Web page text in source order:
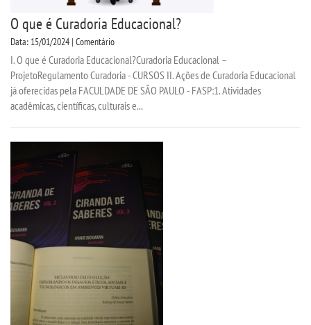
CURSOS
BACHARELADOS
LICENCIATURAS
TECNOLÓGICOS
VESTIBULAR
INSCREVA-SE
SEGUNDA GRADUAÇÃO
O que é Curadoria Educacional?
Data: 15/01/2024 | Comentário
I. O que é Curadoria Educacional?Curadoria Educacional –
ProjetoRegulamento Curadoria - CURSOS II. Ações de Curadoria Educacional
já oferecidas pela FACULDADE DE SÃO PAULO - FASP:1. Atividades
acadêmicas, científicas, culturais e...